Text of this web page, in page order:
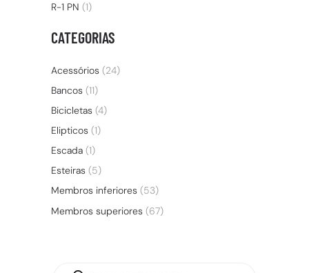
R-1 PN (1)
CATEGORIAS
Acessórios (24)
Bancos (11)
Bicicletas (4)
Elipticos (1)
Escada (1)
Esteiras (5)
Membros inferiores (53)
Membros superiores (67)